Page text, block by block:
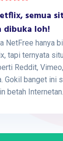
semua
dibuka loh!
NetFree hanya
tapi ternyata
Reddit, Vimeo,
Gokil banget ini
betah Internetan.